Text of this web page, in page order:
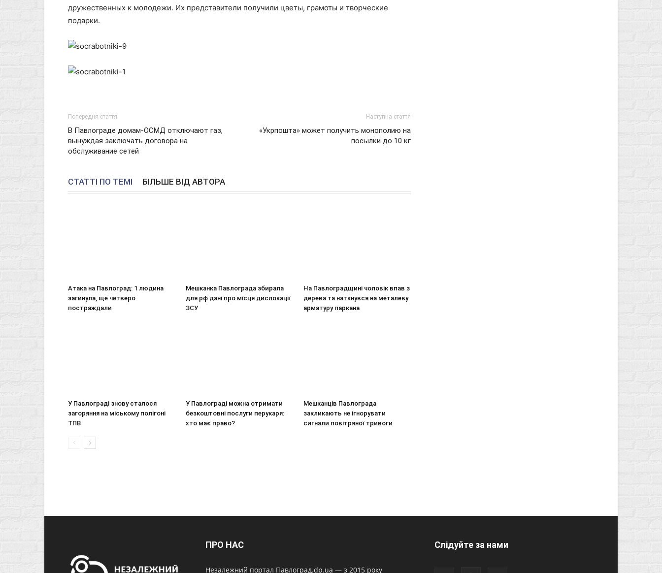
дружественных к молодежи. Их представители получили цветы, грамоты и творческие
подарки.
Попередня стаття
В Павлограде домам-ОСМД отключают газ,
вынуждая заключать договора на
обслуживание сетей
Наступна стаття
«Укрпошта» может получить монополию на
посылки до 10 кг
СТАТТІ ПО ТЕМІ БІЛЬШЕ ВІД АВТОРА
Атака на Павлоград: 1 людина
загинула, ще четверо
постраждали
Мешканка Павлограда збирала
для рф дані про місця дислокації
ЗСУ
На Павлоградщині чоловік впав з
дерева та наткнувся на металеву
арматуру паркана
У Павлограді знову сталося
загоряння на міському полігоні
ТПВ
У Павлограді можна отримати
безкоштовні послуги перукаря:
хто має право?
Мешканців Павлограда
закликають не ігнорувати
сигнали повітряної тривоги
ПРО НАС
Незалежний портал Павлоград.dp.ua — з 2015 року
Слідуйте за нами